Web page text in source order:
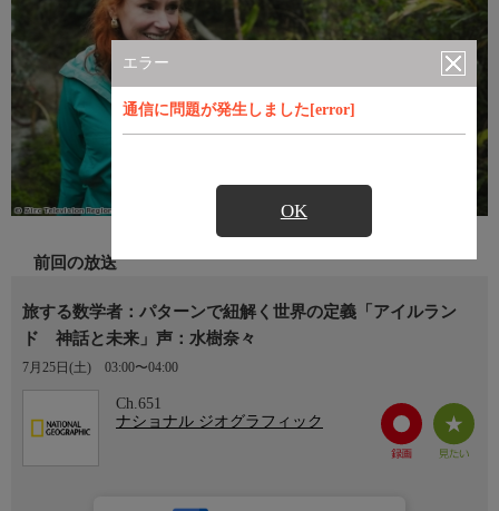
エラー
通信に問題が発生しました[error]
OK
前回の放送
旅する数学者：パターンで紐解く世界の定義「アイルラン
ド 神話と未来」声：水樹奈々
7月25日(土) 03:00〜04:00
Ch.651
ナショナル ジオグラフィック